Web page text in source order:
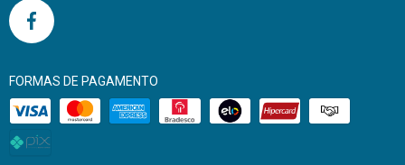
FORMAS DE PAGAMENTO